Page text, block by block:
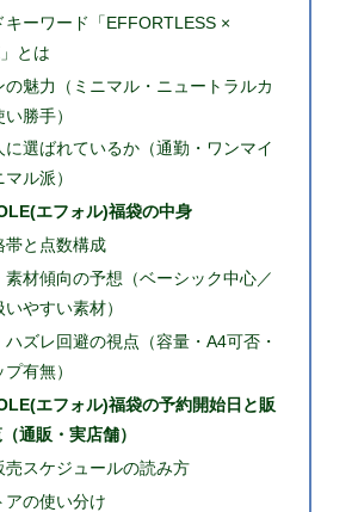
キーワード「EFFORTLESS ×
とは
の魅力（ミニマル・ニュートラルカ
勝手）
に選ばれているか（通勤・ワンマイ
ル派）
エフォル)福袋の中身
帯と点数構成
素材傾向の予想（ベーシック中心／
やすい素材）
ハズレ回避の視点（容量・A4可否・
有無）
エフォル)福袋の予約開始日と販
通販・実店舗）
売スケジュールの読み方
アの使い分け